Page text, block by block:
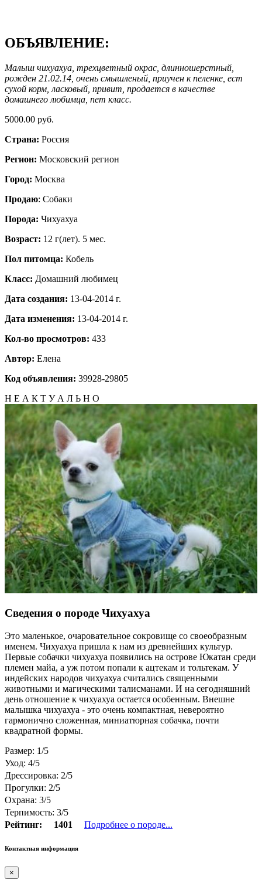
ОБЪЯВЛЕНИЕ:
Малыш чихуахуа, трехцветный окрас, длинношерстный,
рожден 21.02.14, очень смышленый, приучен к пеленке, ест
сухой корм, ласковый, привит, продается в качестве
домашнего любимца, пет класс.
5000.00 руб.
Страна: Россия
Регион: Московский регион
Город: Москва
Продаю: Собаки
Порода: Чихуахуа
Возраст: 12 г(лет). 5 мес.
Пол питомца: Кобель
Класс: Домашний любимец
Дата создания: 13-04-2014 г.
Дата изменения: 13-04-2014 г.
Кол-во просмотров: 433
Автор: Елена
Код объявления: 39928-29805
Н Е А К Т У А Л Ь Н О
Сведения о породе Чихуахуа
Это маленькое, очаровательное сокровище со своеобразным
именем. Чихуахуа пришла к нам из древнейших культур.
Первые собачки чихуахуа появились на острове Юкатан среди
племен майа, а уж потом попали к ацтекам и тольтекам. У
индейских народов чихуахуа считались священными
животными и магическими талисманами. И на сегодняшний
день отношение к чихуахуа остается особенным. Внешне
малышка чихуахуа - это очень компактная, невероятно
гармонично сложенная, миниатюрная собачка, почти
квадратной формы.
Размер: 1/5
Уход: 4/5
Дрессировка: 2/5
Прогулки: 2/5
Охрана: 3/5
Терпимость: 3/5
Рейтинг:
1401 Подробнее о породе...
Контактная информация
×